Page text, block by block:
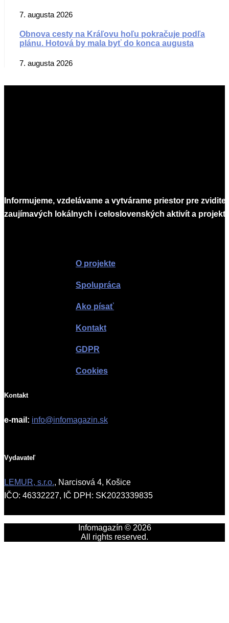
7. augusta 2026
Obnova cesty na Kráľovu hoľu pokračuje podľa
plánu. Hotová by mala byť do konca augusta
7. augusta 2026
Informujeme, vzdelávame a vytvárame priestor pre
zaujímavých lokálnych i celoslovenských aktivít a
O projekte
Spolupráca
Ako písať
Kontakt
GDPR
Cookies
Kontakt
e-mail: info@infomagazin.sk
Vydavateľ
LEMUR, s.r.o., Narcisová 4, Košice
IČO: 46332227, IČ DPH: SK2023339835
Infomagazín © 2026
All rights reserved.